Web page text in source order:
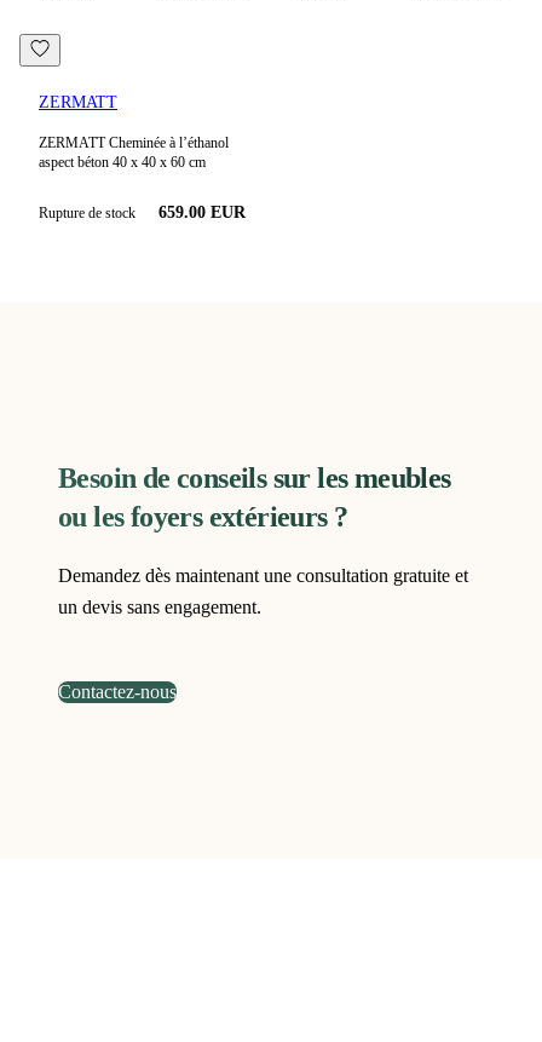
ZERMATT
ZERMATT Cheminée à l’éthanol
aspect béton 40 x 40 x 60 cm
Rupture de stock 659.00 EUR
Besoin de conseils sur les meubles
ou les foyers extérieurs ?
Demandez dès maintenant une consultation gratuite et
un devis sans engagement.
Contactez-nous